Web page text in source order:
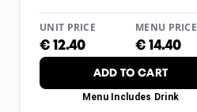
UNIT PRICE
€12.40
MENU PRICE
€14.40
ADD TO CART
Menu Includes Drink